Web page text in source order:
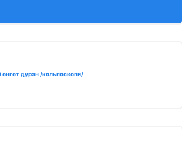
өнгөт дуран /кольпоскопи/